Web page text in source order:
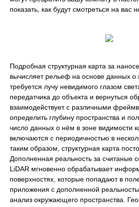
показать, как будут смотреться на вас
Подробная структурная карта за
вычисляет рельеф на основе данных о
требуется лучу невидимого глазом
передатчика до объекта и вернуться
взаимодействует с различными
определить глубину пространства и
число данных о нём в зоне видимости
включаются с периодичностью в
таким образом, структурная карта
Дополненная реальность за считаные
LiDAR мгновенно обрабатывает
поверхностях, которые попадают в
приложения с дополненной
анализ окружающего пространства.